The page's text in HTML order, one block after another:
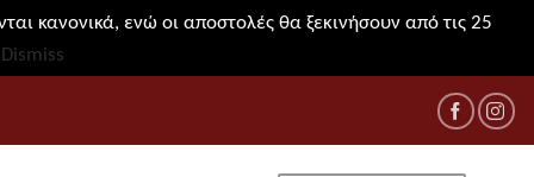
κανονικά, ενώ οι αποστολές θα ξεκινήσουν από τις 25
Dismiss